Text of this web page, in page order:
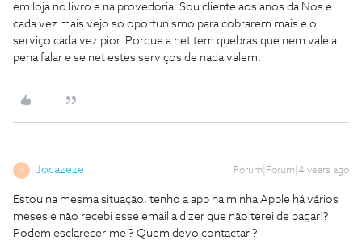
em loja no livro e na provedoria. Sou cliente aos anos da Nos e
cada vez mais vejo so oportunismo para cobrarem mais e o
serviço cada vez pior. Porque a net tem quebras que nem vale a
pena falar e se net estes serviços de nada valem.
J Jocazeze Forum|Forum|4 years ago
Estou na mesma situação, tenho a app na minha Apple há vários
meses e não recebi esse email a dizer que não terei de pagar!?
Podem esclarecer-me ? Quem devo contactar ?